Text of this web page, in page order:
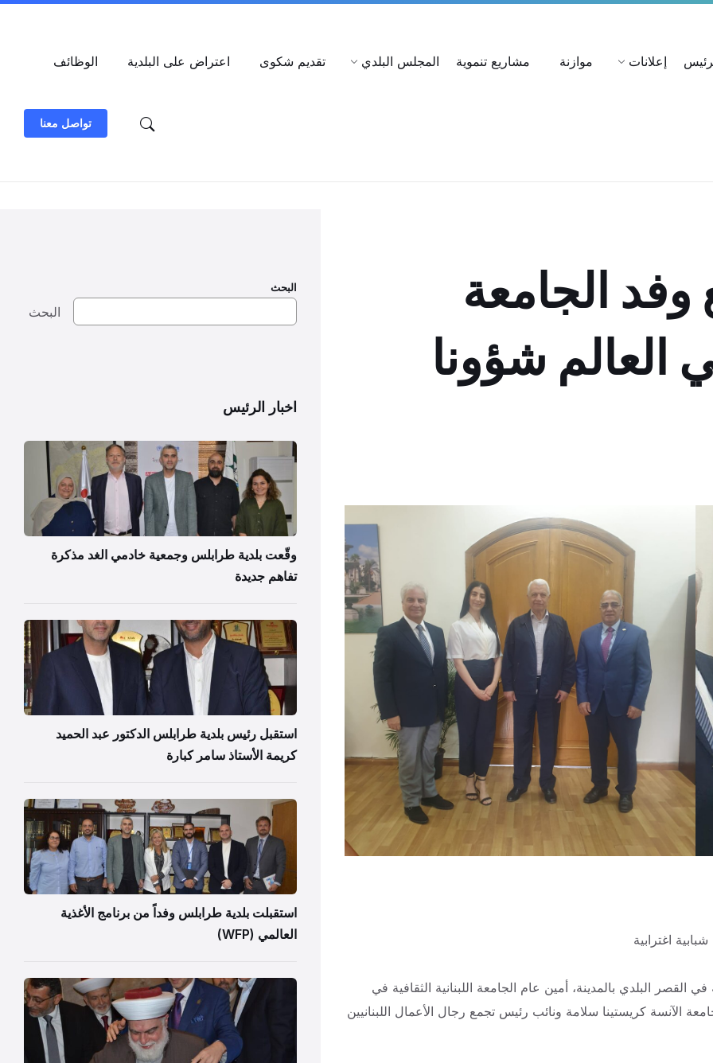
إعلانات موازنة مشاريع تنموية المجلس البلدي تقديم شكوى اعتراض على البلدية
الوظائف
تواصل معنا
الجامعة
في العالم شؤونا
اغترابية
البلدي بالمدينة، أمين عام الجامعة اللبنانية الثقافية في
الآنسة كريستينا سلامة ونائب رئيس تجمع رجال الأعمال اللبنانيين
البحث
البحث
اخبار الرئيس
وقّعت بلدية طرابلس وجمعية خادمي الغد مذكرة
تفاهم جديدة
استقبل رئيس بلدية طرابلس الدكتور عبد الحميد
كريمة الأستاذ سامر كبارة
استقبلت بلدية طرابلس وفداً من برنامج الأغذية
العالمي (WFP)